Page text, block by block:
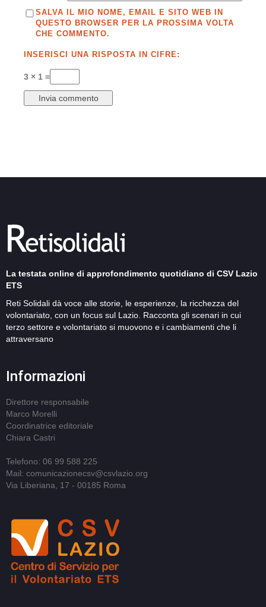
SALVA IL MIO NOME, EMAIL E SITO WEB IN
QUESTO BROWSER PER LA PROSSIMA VOLTA
CHE COMMENTO.
INSERISCI UNA RISPOSTA IN CIFRE:
3 × 1 =
La testata online di approfondimento quotidiano di CSV Lazio
ETS
Reti Solidali dà voce alle storie, le esperienze, la ricchezza del
volontariato, con un focus sul Lazio. Racconta gli scenari in cui
terzo settore e volontariato si muovono e i cambiamenti che li
attraversano
Informazioni
Direttore responsabile
Marco Morelli
Coordinatrice editoriale
Chiara Castri
Telefono: 06 99 588 225
Mail: comunicazionecsv@csvlazio.org
Via Liberiana, 17 - 00185 Roma